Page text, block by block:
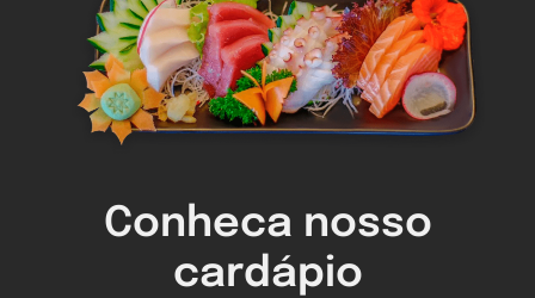
Conheca nosso
cardápio